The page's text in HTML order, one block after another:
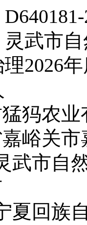
灵武市
2026
犸农业
峪关
武市自
夏回族